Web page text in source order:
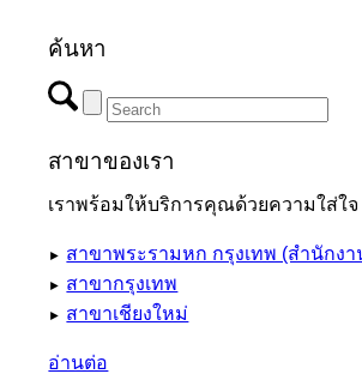
ค้นหา
สาขาของเรา
เราพร้อมให้บริการคุณด้วยความใส่ใจ
► สาขาพระรามหก กรุงเทพ (สำนักง
► สาขากรุงเทพ
► สาขาเชียงใหม่
อ่านต่อ